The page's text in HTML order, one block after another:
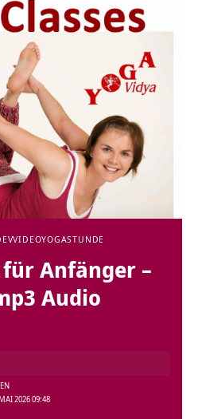
VIDEOYOGASTUNDE
Anfänger –
Audio
2026 09:48